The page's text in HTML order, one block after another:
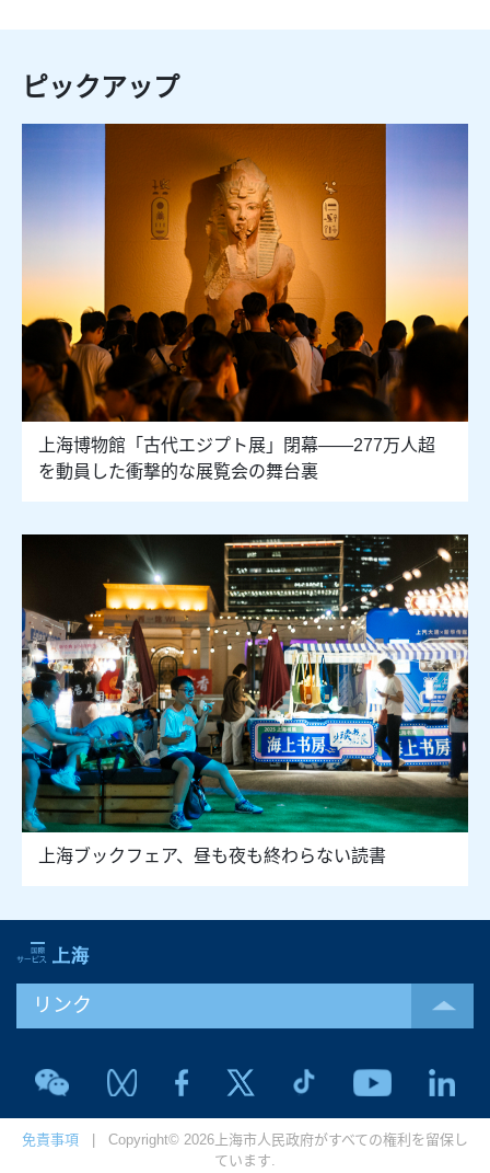
ピックアップ
上海博物館「古代エジプト展」閉幕——277万人超
を動員した衝撃的な展覧会の舞台裏
上海ブックフェア、昼も夜も終わらない読書
リンク
免責事項 | Copyright© 2026上海市人民政府がすべての権利を留保し
ています.